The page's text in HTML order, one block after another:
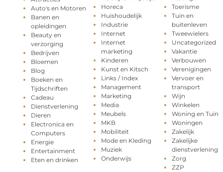
Auto's en Motoren
Banen en
opleidingen
Beauty en
verzorging
Bedrijven
Bloemen
Blog
Boeken en
Tijdschriften
Cadeau
Dienstverlening
Dieren
Electronica en
Computers
Energie
Entertainment
Eten en drinken
Horeca
Huishoudelijk
Industrie
Internet
Internet
marketing
Kinderen
Kunst en Kitsch
Links / Index
Management
Marketing
Media
Meubels
MKB
Mobiliteit
Mode en Kleding
Muziek
Onderwijs
Toerisme
Tuin en
buitenleven
Tweewielers
Uncategorized
Vakantie
Verbouwen
Verenigingen
Vervoer en
transport
Wijn
Winkelen
Woning en Tuin
Woningen
Zakelijk
Zakelijke
dienstverlening
Zorg
ZZP